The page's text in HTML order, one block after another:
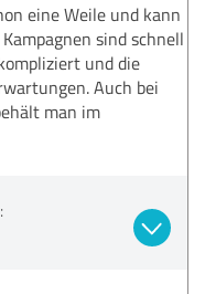
eine Weile und kann
sind schnell
und die
Auch bei
man im